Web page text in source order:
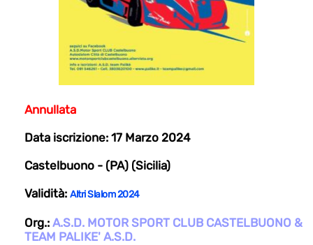
Annullata
Data iscrizione: 17 Marzo 2024
Castelbuono - (PA) (Sicilia)
Validità: Altri Slalom 2024
Org.: A.S.D. MOTOR SPORT CLUB CASTELBUONO &
TEAM PALIKE' A.S.D.